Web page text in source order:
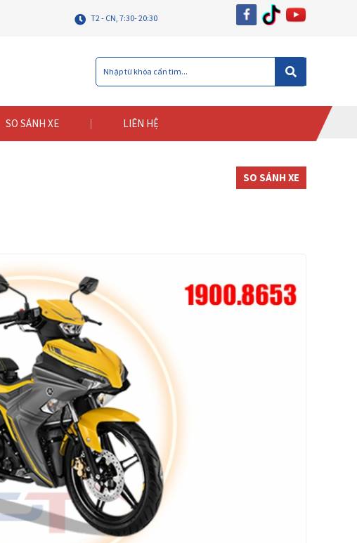
T2 - CN, 7:30- 20:30
SO SÁNH XE LIÊN HỆ
SO SÁNH XE